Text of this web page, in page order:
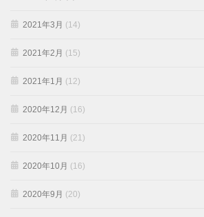
2021年3月 (14)
2021年2月 (15)
2021年1月 (12)
2020年12月 (16)
2020年11月 (21)
2020年10月 (16)
2020年9月 (20)